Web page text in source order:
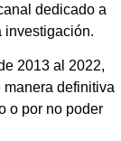
dedicado a
investigación.
2013 al 2022,
definitiva
o por no poder